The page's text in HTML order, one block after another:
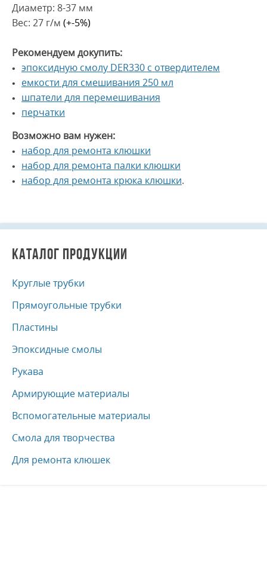
Диаметр: 8-37 мм
Вес: 27 г/м (+-5%)
Рекомендуем докупить:
эпоксидную смолу DER330 с отвердителем
емкости для смешивания 250 мл
шпатели для перемешивания
перчатки
Возможно вам нужен:
набор для ремонта клюшки
набор для ремонта палки клюшки
набор для ремонта крюка клюшки.
КАТАЛОГ ПРОДУКЦИИ
Круглые трубки
Прямоугольные трубки
Пластины
Эпоксидные смолы
Рукава
Армирующие материалы
Вспомогательные материалы
Смола для творчества
Для ремонта клюшек